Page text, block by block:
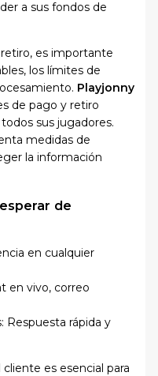
a sus fondos de
es importante
los límites de
Playjonny
de pago y retiro
sus jugadores.
medidas de
la información
de
en cualquier
en vivo, correo
Respuesta rápida y
es esencial para